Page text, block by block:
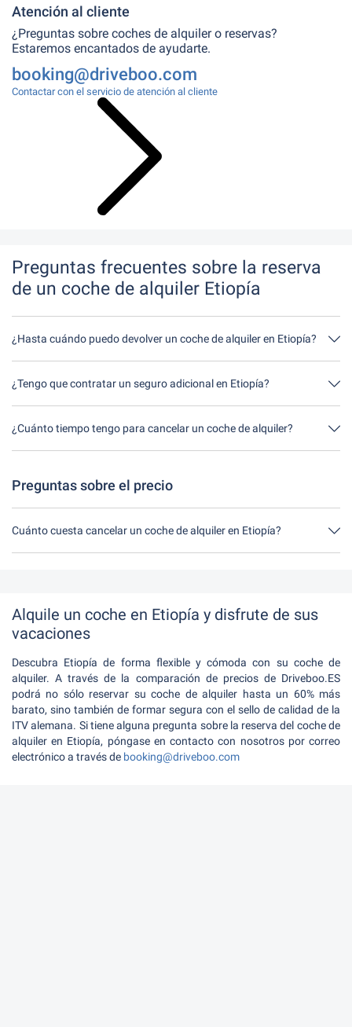
Alquile un coche en Etiopía y disfrute de sus
vacaciones
Descubra Etiopía de forma flexible y cómoda con su coche de
alquiler. A través de la comparación de precios de Driveboo.ES
podrá no sólo reservar su coche de alquiler hasta un 60% más
barato, sino también de formar segura con el sello de calidad de la
ITV alemana. Si tiene alguna pregunta sobre la reserva del coche de
alquiler en Etiopía, póngase en contacto con nosotros por correo
electrónico a través de booking@driveboo.com
Atención al cliente
¿Preguntas sobre coches de alquiler o reservas?
Estaremos encantados de ayudarte.
booking@driveboo.com
Contactar con el servicio de atención al cliente
Preguntas frecuentes sobre la reserva
de un coche de alquiler Etiopía
¿Hasta cuándo puedo devolver un coche de alquiler en Etiopía?
En principio, puede devolver el coche de alquiler a cualquier hora
alquiler más tarde de lo indicado al hacer la reserva.
¿Tengo que contratar un seguro adicional en Etiopía?
Lo mejor es contratar un seguro a todo riesgo sin franquicia a
adicional in situ.
¿Cuánto tiempo tengo para cancelar un coche de alquiler?
Tienes hasta 24 horas antes del alquiler dentro del horario de
Preguntas sobre el precio
Cuánto cuesta cancelar un coche de alquiler en Etiopía?
Hasta 24 horas antes del alquiler, la cancelación durante el